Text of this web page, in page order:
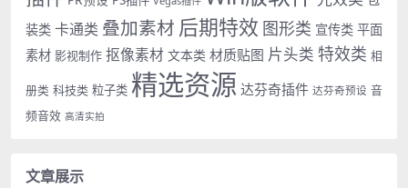
装类 卡通类 叠加素材 后期特效 图形类 宣传类 平面
素材 影视制作 抠像素材 文本类 材质贴图 片头类 特效类 相
册类 科技类 粒子类 精选资源 达芬奇插件 达芬奇预设 音
频音效 高清实拍
文章展示